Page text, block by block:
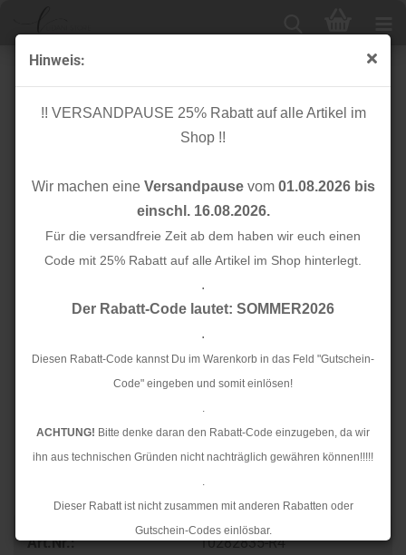
Hinweis:
!! VERSANDPAUSE 25% Rabatt auf alle Artikel im
Shop !!
Wir machen eine Versandpausevom 01.08.2026 bis
einschl. 16.08.2026.
Für die versandfreie Zeit ab dem haben wir euch einen
Code mit 25% Rabatt auf alle Artikel im Shop hinterlegt.
.
Der Rabatt-Code lautet: SOMMER2026
.
Diesen Rabatt-Code kannst Du im Warenkorb in das Feld "Gutschein-
Code" eingeben und somit einlösen!
.
ACHTUNG! Bitte denke daran den Rabatt-Code einzugeben, da wir
ihn aus technischen Gründen nicht nachträglich gewähren können!!!!!
.
Dieser Rabatt ist nicht zusammen mit anderen Rabatten oder
Gutschein-Codes einlösbar.
RESTSTÜCK 50cm !!! - Bio Jacquard Stepper - Knit
Step - carbon-mélange/weiß - Check Point - Hamburger
Liebe
Art.Nr.:
10282835-R4